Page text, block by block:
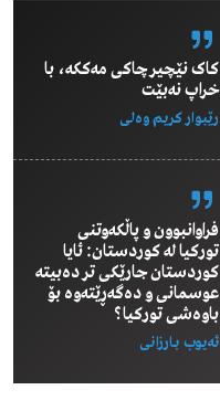
کاک نێچیر چاکی مەککە، با
خراپ نەبێت
رێبوار كریم وەلی
فراوانبوون و پاڵکەوتنی
تورکیا لە کوردستان: ئایا
کوردستان جارێکی تر دەبیتە
عوسمانی و دەگەڕێتەوە بۆ
باوەشی تورکیا؟
ئەیوب بـارزانی